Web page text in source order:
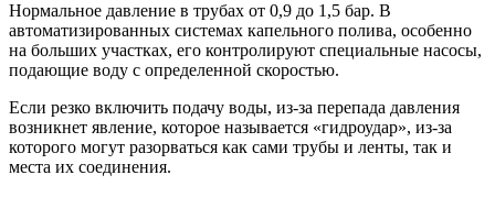
Нормальное давление в трубах от 0,9 до 1,5 бар. В
автоматизированных системах капельного полива, особенно
на больших участках, его контролируют специальные насосы,
подающие воду с определенной скоростью.
Если резко включить подачу воды, из-за перепада давления
возникнет явление, которое называется «гидроудар», из-за
которого могут разорваться как сами трубы и ленты, так и
места их соединения.